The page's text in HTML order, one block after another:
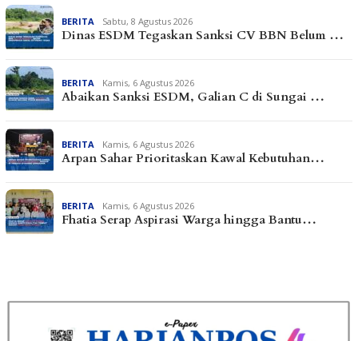
BERITA Sabtu, 8 Agustus 2026
Dinas ESDM Tegaskan Sanksi CV BBN Belum …
BERITA Kamis, 6 Agustus 2026
Abaikan Sanksi ESDM, Galian C di Sungai …
BERITA Kamis, 6 Agustus 2026
Arpan Sahar Prioritaskan Kawal Kebutuhan…
BERITA Kamis, 6 Agustus 2026
Fhatia Serap Aspirasi Warga hingga Bantu…